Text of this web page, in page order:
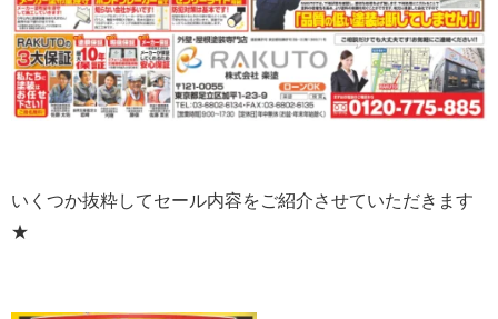
いくつか抜粋してセール内容をご紹介させていただきます
★